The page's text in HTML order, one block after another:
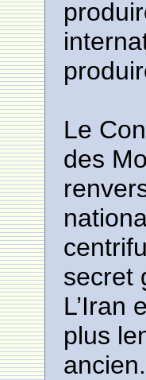
Le
des
secret
L’Iran
plus
ancien.